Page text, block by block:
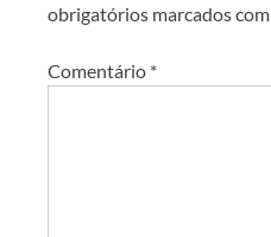
obrigatórios marcados com
Comentário *